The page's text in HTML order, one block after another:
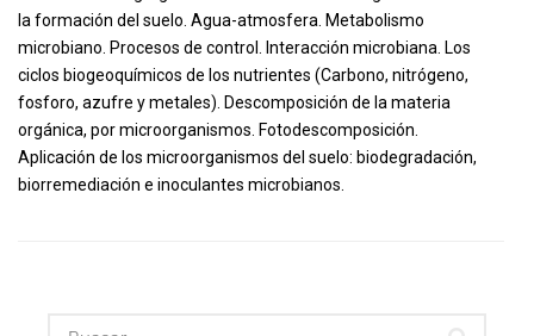
la formación del suelo. Agua-atmosfera. Metabolismo
microbiano. Procesos de control. Interacción microbiana. Los
ciclos biogeoquímicos de los nutrientes (Carbono, nitrógeno,
fosforo, azufre y metales). Descomposición de la materia
orgánica, por microorganismos. Fotodescomposición.
Aplicación de los microorganismos del suelo: biodegradación,
biorremediación e inoculantes microbianos.